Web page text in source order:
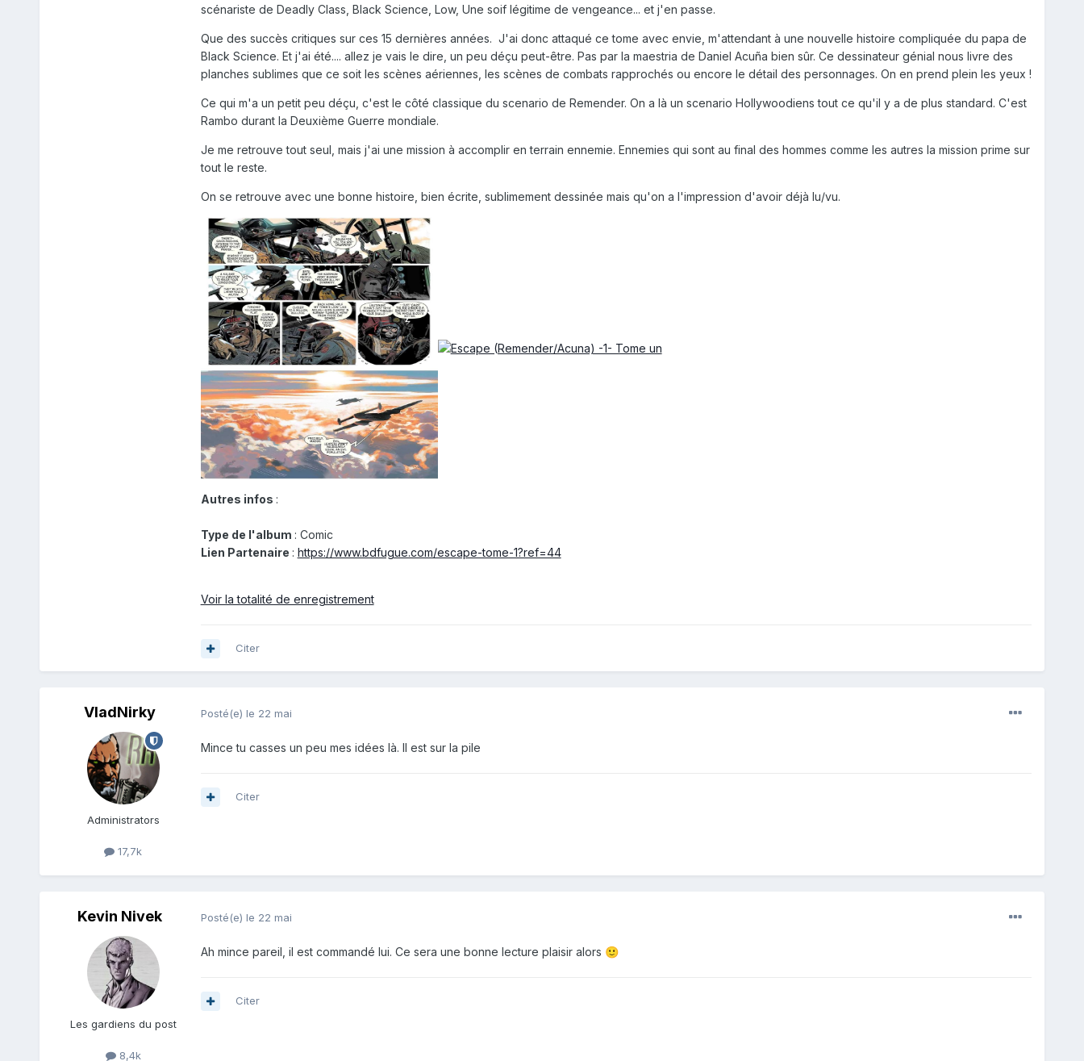
scénariste de Deadly Class, Black Science, Low, Une soif légitime de vengeance... et j'en passe.
Que des succès critiques sur ces 15 dernières années. J'ai donc attaqué ce tome avec envie, m'attendant à une nouvelle histoire compliquée du papa de
Black Science. Et j'ai été.... allez je vais le dire, un peu déçu peut-être. Pas par la maestria de Daniel Acuña bien sûr. Ce dessinateur génial nous livre des
planches sublimes que ce soit les scènes aériennes, les scènes de combats rapprochés ou encore le détail des personnages. On en prend plein les yeux !
Ce qui m'a un petit peu déçu, c'est le côté classique du scenario de Remender. On a là un scenario Hollywoodiens tout ce qu'il y a de plus standard. C'est
Rambo durant la Deuxième Guerre mondiale.
Je me retrouve tout seul, mais j'ai une mission à accomplir en terrain ennemie. Ennemies qui sont au final des hommes comme les autres la mission prime sur
tout le reste.
On se retrouve avec une bonne histoire, bien écrite, sublimement dessinée mais qu'on a l'impression d'avoir déjà lu/vu.
Autres infos :
Type de l'album : Comic
Lien Partenaire : https://www.bdfugue.com/escape-tome-1?ref=44
Voir la totalité de enregistrement
Citer
VladNirky
Administrators
17,7k
Posté(e) le 22 mai
Mince tu casses un peu mes idées là. Il est sur la pile
Citer
Kevin Nivek
Les gardiens du post
8,4k
Posté(e) le 22 mai
Ah mince pareil, il est commandé lui. Ce sera une bonne lecture plaisir alors 🙂
Citer